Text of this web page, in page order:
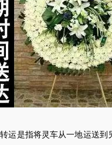
转运是指将灵车从一地运送到